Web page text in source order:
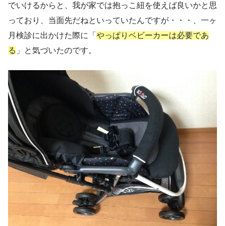
でいけるからと、我が家では抱っこ紐を使えば良いかと思
っており、当面先だねといっていたんですが・・・、 一ヶ
月検診に出かけた際に「 やっぱりベビーカーは必要であ
る 」と気づいたのです。